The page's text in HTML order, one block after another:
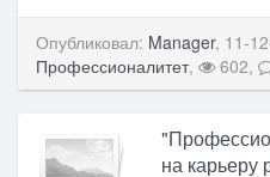
Опубликовал: Manager, 11-
Профессионалитет, 602,
на карьеру